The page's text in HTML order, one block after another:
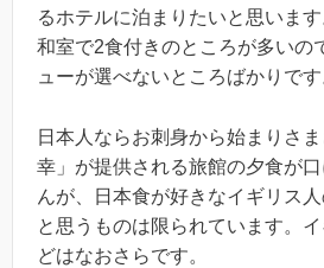
るホテルに泊まりたいと思いま
和室で2食付きのところが多いの
ューが選べないところばかりです
日本人ならお刺身から始まりさ
幸」が提供される旅館の夕食が
んが、日本食が好きなイギリス
と思うものは限られています。
どはなおさらです。